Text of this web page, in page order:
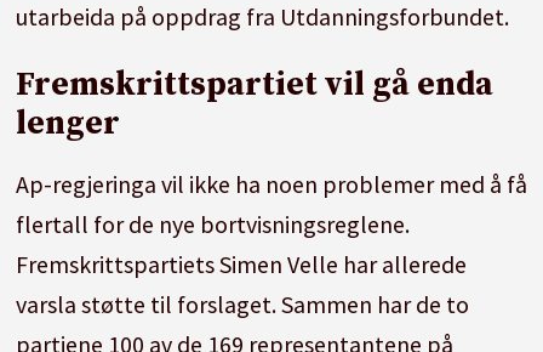
utarbeida på oppdrag fra Utdanningsforbundet.
Fremskrittspartiet vil gå enda
lenger
Ap-regjeringa vil ikke ha noen problemer med å få
flertall for de nye bortvisningsreglene.
Fremskrittspartiets Simen Velle har allerede
varsla støtte til forslaget. Sammen har de to
partiene 100 av de 169 representantene på